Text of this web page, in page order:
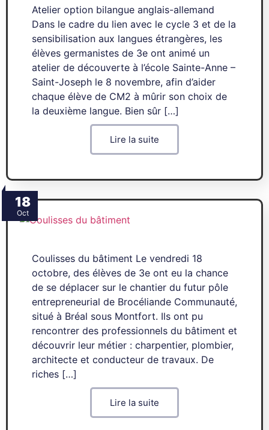
Atelier option bilangue anglais-allemand
Dans le cadre du lien avec le cycle 3 et de la
sensibilisation aux langues étrangères, les
élèves germanistes de 3e ont animé un
atelier de découverte à l’école Sainte-Anne –
Saint-Joseph le 8 novembre, afin d’aider
chaque élève de CM2 à mûrir son choix de
la deuxième langue. Bien sûr […]
Lire la suite
18
Oct
Coulisses du bâtiment Le vendredi 18
octobre, des élèves de 3e ont eu la chance
de se déplacer sur le chantier du futur pôle
entrepreneurial de Brocéliande Communauté,
situé à Bréal sous Montfort. Ils ont pu
rencontrer des professionnels du bâtiment et
découvrir leur métier : charpentier, plombier,
architecte et conducteur de travaux. De
riches […]
Lire la suite